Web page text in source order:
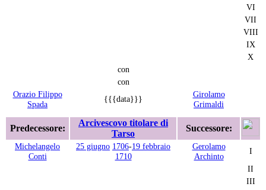
VI
VII
VIII
IX
X
con
con
Orazio Filippo
Spada
{{{data}}}
Girolamo
Grimaldi
Predecessore:
Arcivescovo titolare di
Tarso
Successore:
Michelangelo
Conti
25 giugno 1706-19 febbraio
1710
Gerolamo
Archinto
I
II
III